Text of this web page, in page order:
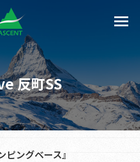
反町SS
ピングベース』